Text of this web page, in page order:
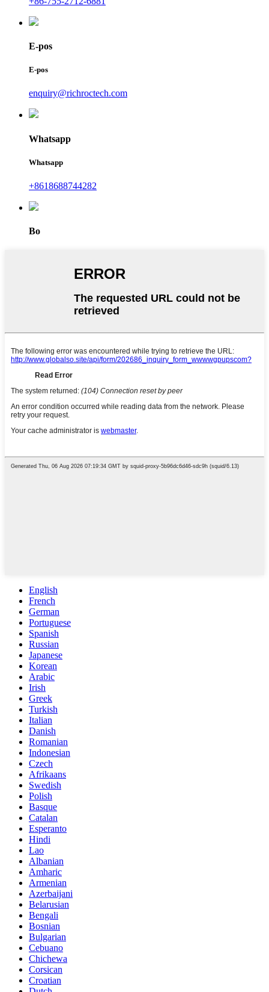
E-pos
E-pos
enquiry@richroctech.com
Whatsapp
Whatsapp
+8618688744282
Bo
English
French
German
Portuguese
Spanish
Russian
Japanese
Korean
Arabic
Irish
Greek
Turkish
Italian
Danish
Romanian
Indonesian
Czech
Afrikaans
Swedish
Polish
Basque
Catalan
Esperanto
Hindi
Lao
Albanian
Amharic
Armenian
Azerbaijani
Belarusian
Bengali
Bosnian
Bulgarian
Cebuano
Chichewa
Corsican
Croatian